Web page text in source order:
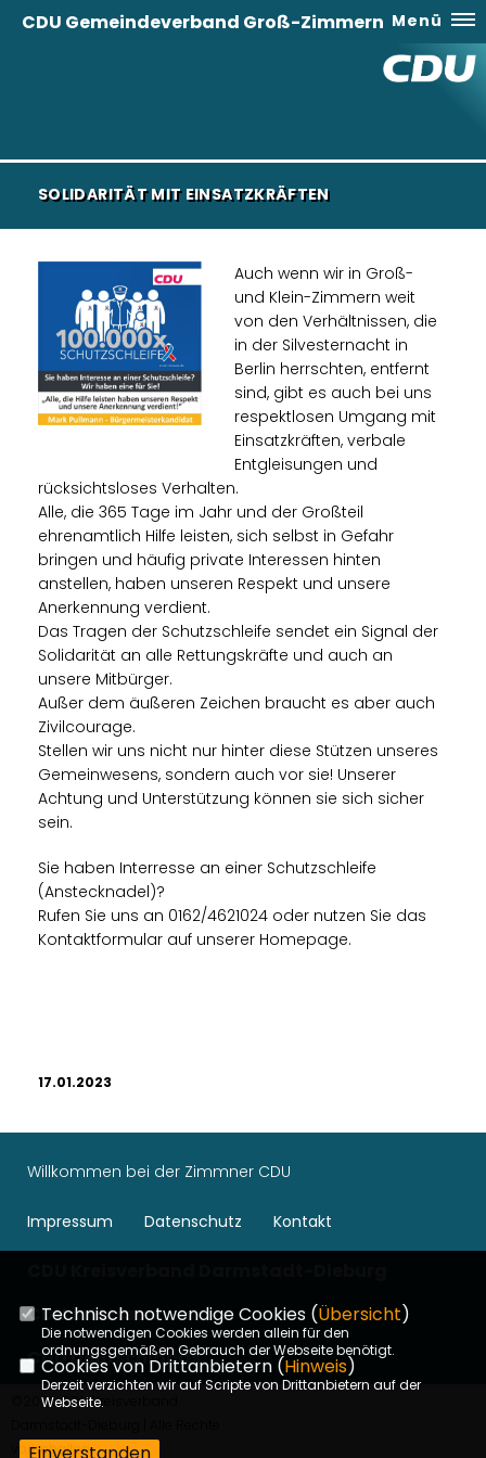
CDU Gemeindeverband Groß-Zimmern Menü
SOLIDARITÄT MIT EINSATZKRÄFTEN
Auch wenn wir in Groß-
und Klein-Zimmern weit
von den Verhältnissen, die
in der Silvesternacht in
Berlin herrschten, entfernt
sind, gibt es auch bei uns
respektlosen Umgang mit
Einsatzkräften, verbale
Entgleisungen und
rücksichtsloses Verhalten.
Alle, die 365 Tage im Jahr und der Großteil
ehrenamtlich Hilfe leisten, sich selbst in Gefahr
bringen und häufig private Interessen hinten
anstellen, haben unseren Respekt und unsere
Anerkennung verdient.
Das Tragen der Schutzschleife sendet ein Signal der
Solidarität an alle Rettungskräfte und auch an
unsere Mitbürger.
Außer dem äußeren Zeichen braucht es aber auch
Zivilcourage.
Stellen wir uns nicht nur hinter diese Stützen unseres
Gemeinwesens, sondern auch vor sie! Unserer
Achtung und Unterstützung können sie sich sicher
sein.
Sie haben Interresse an einer Schutzschleife
(Anstecknadel)?
Rufen Sie uns an 0162/4621024 oder nutzen Sie das
Kontaktformular auf unserer Homepage.
17.01.2023
Willkommen bei der Zimmner CDU
Impressum Datenschutz Kontakt
CDU in Hessen
CDU Deutschlands
©2026 CDU Kreisverband
vorbehalten.
Technisch notwendige Cookies (Übersicht)
Die notwendigen Cookies werden allein für den
ordnungsgemäßen Gebrauch der Webseite benötigt.
Cookies von Drittanbietern (Hinweis)
Derzeit verzichten wir auf Scripte von Drittanbietern auf der
Webseite.